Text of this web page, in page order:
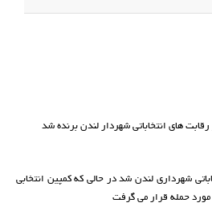
های انتخاباتی شهردار لندن برنده شد
شهرداری لندن شد در حالی که کمپین انتخابی
حمله قرار می گرفت